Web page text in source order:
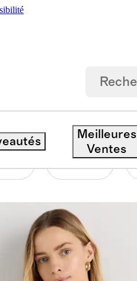
Meilleures
Ventes